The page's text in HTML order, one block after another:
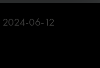
2024-06-12